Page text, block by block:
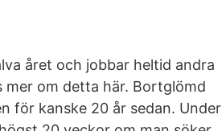
året och jobbar heltid andra
mer om detta här. Bortglömd
för kanske 20 år sedan. Under